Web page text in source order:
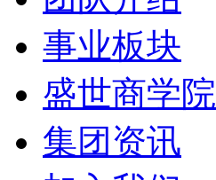
事业板块
盛世商学院
集团资讯